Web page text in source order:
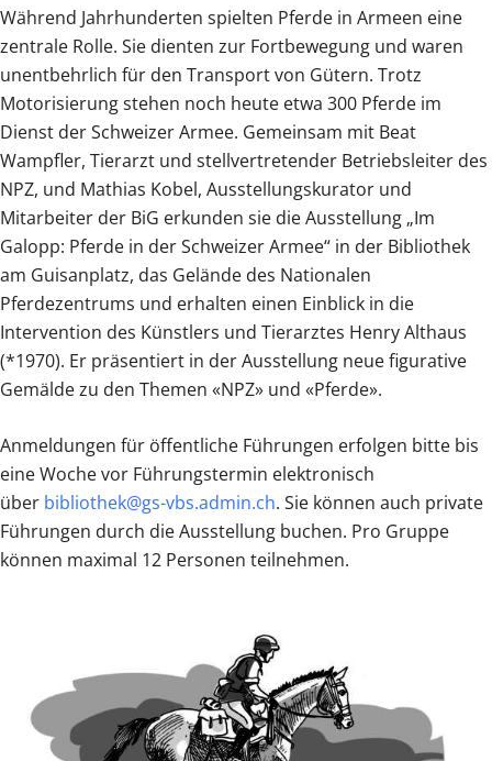
Während Jahrhunderten spielten Pferde in Armeen eine
zentrale Rolle. Sie dienten zur Fortbewegung und waren
unentbehrlich für den Transport von Gütern. Trotz
Motorisierung stehen noch heute etwa 300 Pferde im
Dienst der Schweizer Armee. Gemeinsam mit Beat
Wampfler, Tierarzt und stellvertretender Betriebsleiter des
NPZ, und Mathias Kobel, Ausstellungskurator und
Mitarbeiter der BiG erkunden sie die Ausstellung „Im
Galopp: Pferde in der Schweizer Armee“ in der Bibliothek
am Guisanplatz, das Gelände des Nationalen
Pferdezentrums und erhalten einen Einblick in die
Intervention des Künstlers und Tierarztes Henry Althaus
(*1970). Er präsentiert in der Ausstellung neue figurative
Gemälde zu den Themen «NPZ» und «Pferde».
Anmeldungen für öffentliche Führungen erfolgen bitte bis
eine Woche vor Führungstermin elektronisch
über bibliothek@gs-vbs.admin.ch. Sie können auch private
Führungen durch die Ausstellung buchen. Pro Gruppe
können maximal 12 Personen teilnehmen.